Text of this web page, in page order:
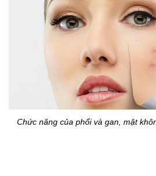
Chức năng của phổi và gan, mật